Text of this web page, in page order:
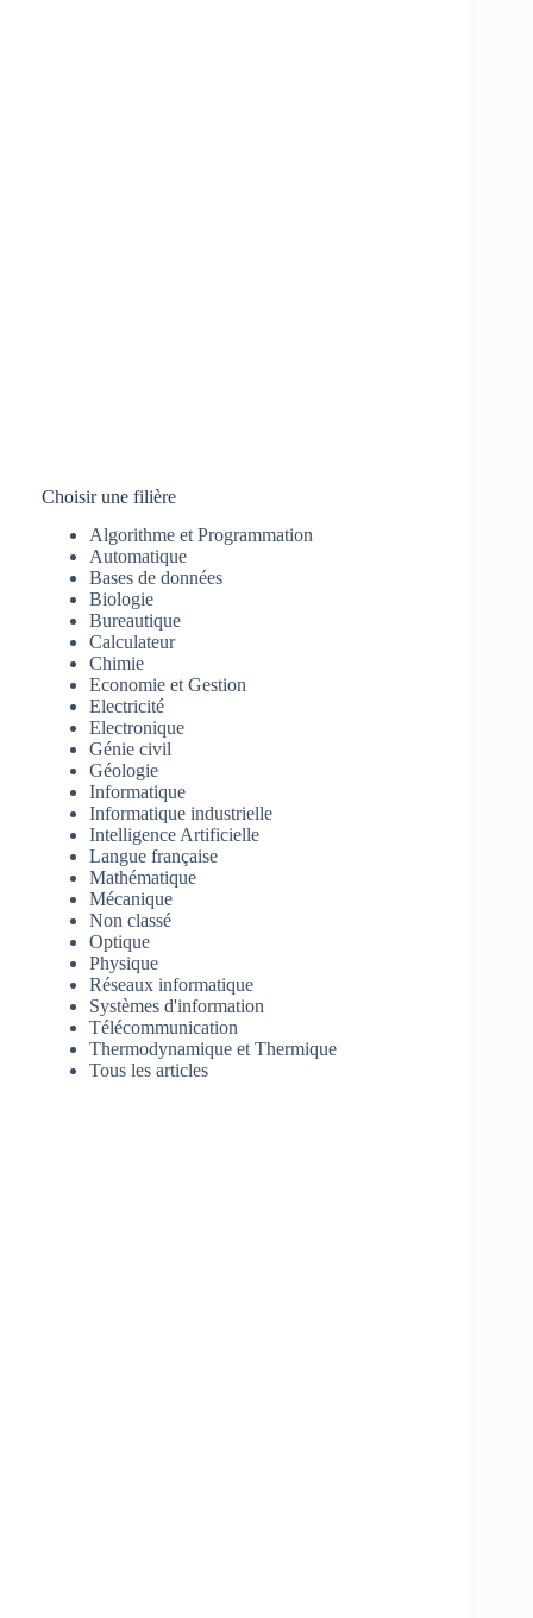
Choisir une filière
Algorithme et Programmation
Automatique
Bases de données
Biologie
Bureautique
Calculateur
Chimie
Economie et Gestion
Electricité
Electronique
Génie civil
Géologie
Informatique
Informatique industrielle
Intelligence Artificielle
Langue française
Mathématique
Mécanique
Non classé
Optique
Physique
Réseaux informatique
Systèmes d'information
Télécommunication
Thermodynamique et Thermique
Tous les articles